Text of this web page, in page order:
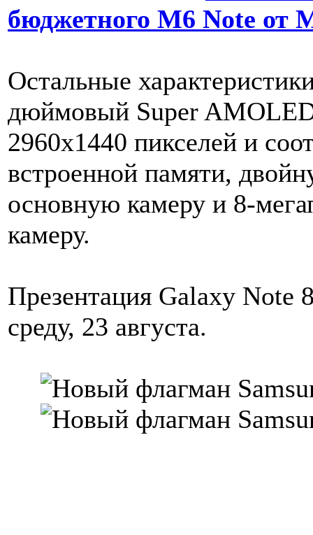
бюджетного M6 Note
Остальные
дюймовый Super
2960х1440 пикселей и
встроенной памяти,
основную камеру и 8-
камеру.
Презентация Galaxy Note
среду, 23 августа.